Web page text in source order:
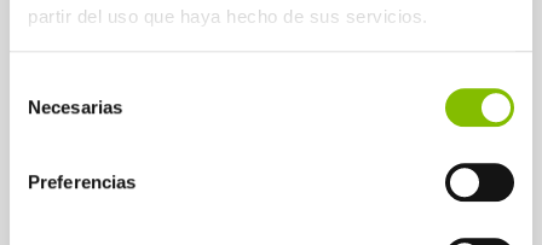
partir del uso que haya hecho de sus servicios.
Necesarias
Preferencias
Campaña de lanzamiento